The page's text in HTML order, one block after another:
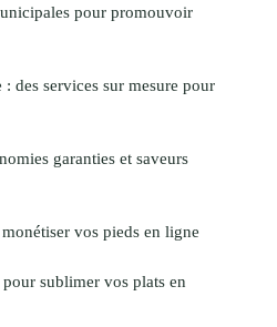
pour promouvoir
des services sur mesure pour
garanties et saveurs
vos pieds en ligne
sublimer vos plats en